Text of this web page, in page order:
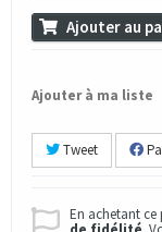
Ajouter au
Ajouter à ma liste
Tweet
En achetant